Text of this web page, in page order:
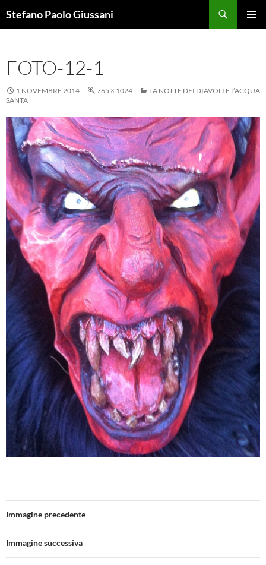
alStefano Paolo Giussani
FOTO-12-1
1 NOVEMBRE 2014 765 × 1024
LA NOTTE DEI DIAVOLI E L’ACQUA
SANTA
Immagine precedente
Immagine successiva